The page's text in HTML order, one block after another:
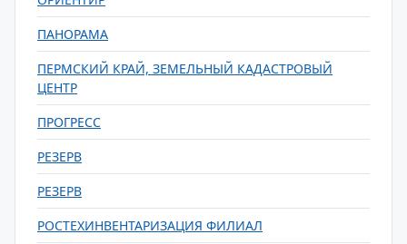
ПАНОРАМА
ПЕРМСКИЙ КРАЙ, ЗЕМЕЛЬНЫЙ КАДАСТРОВЫЙ
ЦЕНТР
ПРОГРЕСС
РЕЗЕРВ
РЕЗЕРВ
РОСТЕХИНВЕНТАРИЗАЦИЯ ФИЛИАЛ